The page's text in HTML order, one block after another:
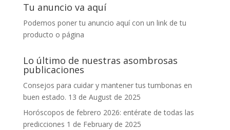
Tu anuncio va aquí
Podemos poner tu anuncio aquí con un link de tu
producto o página
Lo último de nuestras asombrosas
publicaciones
Consejos para cuidar y mantener tus tumbonas en
buen estado. 13 de August de 2025
Horóscopos de febrero 2026: entérate de todas las
predicciones 1 de February de 2025